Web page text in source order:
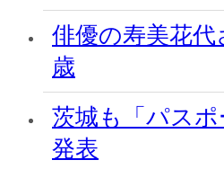
俳優の寿美花代
歳
茨城も「パス
発表